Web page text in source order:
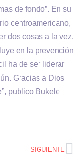
de fondo”. En su
centroamericano,
dos cosas a la vez.
en la prevención
ha de ser liderar
Gracias a Dios
publico Bukele
SIGUIENTE